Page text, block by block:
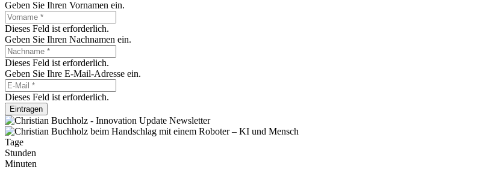
Geben Sie Ihren Vornamen ein.
Dieses Feld ist erforderlich.
Geben Sie Ihren Nachnamen ein.
Dieses Feld ist erforderlich.
Geben Sie Ihre E-Mail-Adresse ein.
Dieses Feld ist erforderlich.
Eintragen
Tage
Stunden
Minuten